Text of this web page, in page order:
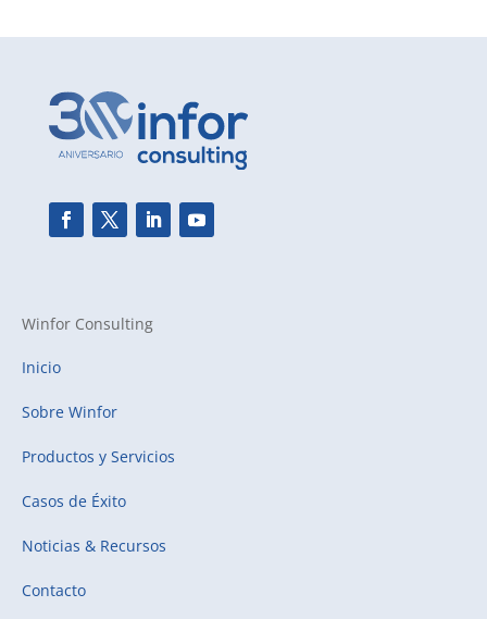
Winfor Consulting
Inicio
Sobre Winfor
Productos y Servicios
Casos de Éxito
Noticias & Recursos
Contacto